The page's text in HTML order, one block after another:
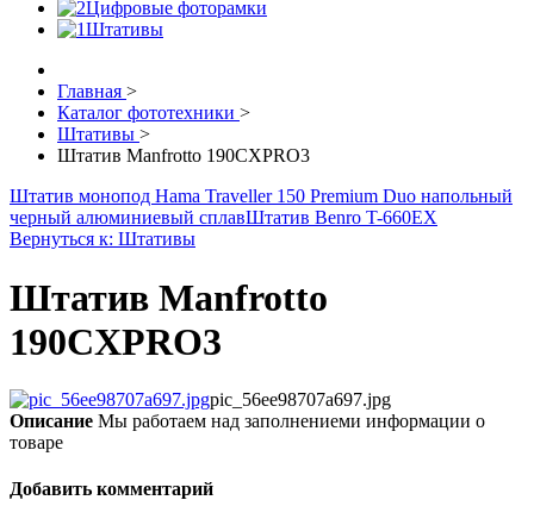
Цифровые фоторамки
Штативы
Главная >
Каталог фототехники >
Штативы >
Штатив Manfrotto 190CXPRO3
Штатив монопод Hama Traveller 150 Premium Duo напольный
черный алюминиевый сплавШтатив Benro T-660EX
Вернуться к: Штативы
Штатив Manfrotto
190CXPRO3
pic_56ee98707a697.jpg
Описание Мы работаем над заполнениеми информации о
товаре
Добавить комментарий